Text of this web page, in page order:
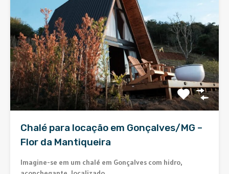
Chalé para locação em Gonçalves/MG –
Flor da Mantiqueira
Imagine-se em um chalé em Gonçalves com hidro,